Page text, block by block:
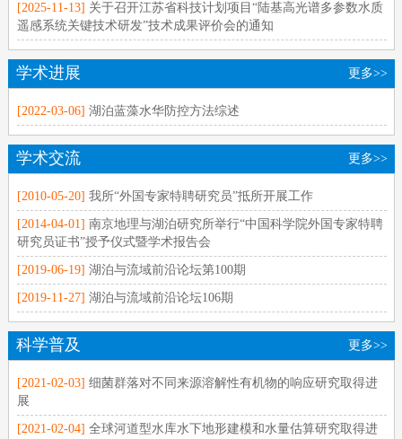
[2025-11-13] 关于召开江苏省科技计划项目“陆基高光谱多参数水质
遥感系统关键技术研发”技术成果评价会的通知
学术进展 更多>>
[2022-03-06] 湖泊蓝藻水华防控方法综述
学术交流 更多>>
[2010-05-20] 我所“外国专家特聘研究员”抵所开展工作
[2014-04-01] 南京地理与湖泊研究所举行“中国科学院外国专家特聘
研究员证书”授予仪式暨学术报告会
[2019-06-19] 湖泊与流域前沿论坛第100期
[2019-11-27] 湖泊与流域前沿论坛106期
科学普及 更多>>
[2021-02-03] 细菌群落对不同来源溶解性有机物的响应研究取得进
展
[2021-02-04] 全球河道型水库水下地形建模和水量估算研究取得进